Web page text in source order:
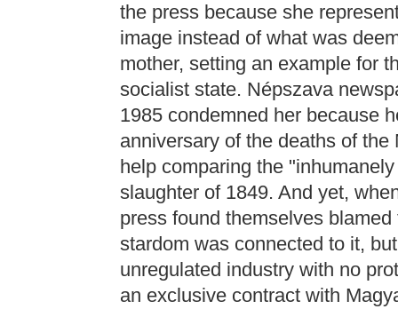
the press because she
image instead of what was
mother, setting an example for
socialist state. Népszava
1985 condemned her because
anniversary of the deaths of
help comparing the
slaughter of 1849. And yet,
press found themselves
stardom was connected to it,
unregulated industry with no
an exclusive contract with